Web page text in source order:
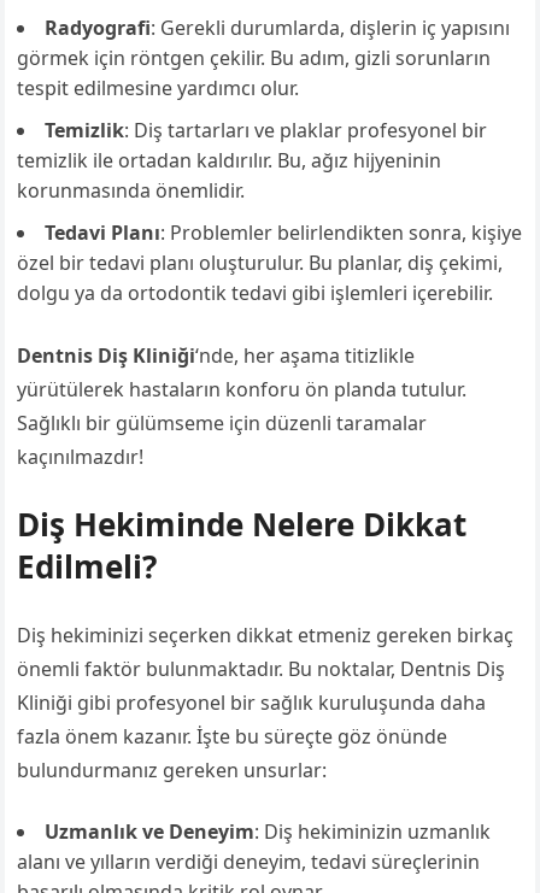
Radyografi: Gerekli durumlarda, dişlerin iç yapısını
görmek için röntgen çekilir. Bu adım, gizli sorunların
tespit edilmesine yardımcı olur.
Temizlik: Diş tartarları ve plaklar profesyonel bir
temizlik ile ortadan kaldırılır. Bu, ağız hijyeninin
korunmasında önemlidir.
Tedavi Planı: Problemler belirlendikten sonra, kişiye
özel bir tedavi planı oluşturulur. Bu planlar, diş çekimi,
dolgu ya da ortodontik tedavi gibi işlemleri içerebilir.
Dentnis Diş Kliniği‘nde, her aşama titizlikle
yürütülerek hastaların konforu ön planda tutulur.
Sağlıklı bir gülümseme için düzenli taramalar
kaçınılmazdır!
Diş Hekiminde Nelere Dikkat
Edilmeli?
Diş hekiminizi seçerken dikkat etmeniz gereken birkaç
önemli faktör bulunmaktadır. Bu noktalar, Dentnis Diş
Kliniği gibi profesyonel bir sağlık kuruluşunda daha
fazla önem kazanır. İşte bu süreçte göz önünde
bulundurmanız gereken unsurlar:
Uzmanlık ve Deneyim: Diş hekiminizin uzmanlık
alanı ve yılların verdiği deneyim, tedavi süreçlerinin